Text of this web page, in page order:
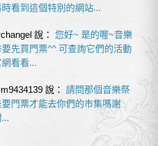
時看到這個特別的網站...
說： 您好~ 是的喔~音樂
要先買門票^^ 可查詢它們的活動
網看看...
說： 請問那個音樂祭
要門票才能去你們的市集嗎謝